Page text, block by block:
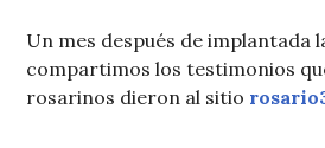
Un mes después de implantada
compartimos los testimonios
rosarinos dieron al sitio